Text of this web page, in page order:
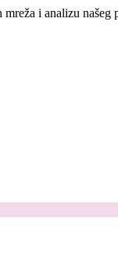
i analizu